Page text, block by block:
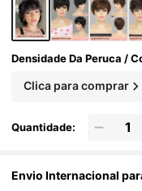
Densidade Da Peruca /
Clica para comprar
Quantidade:
Envio Internacional